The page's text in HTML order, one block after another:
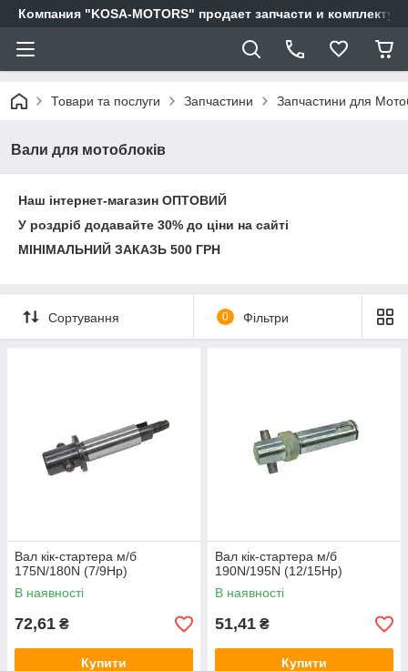
Компания "KOSA-MOTORS" продает запчасти и
Товари та послуги Запчастини Запчастини для
Вали для мотоблоків
Наш інтернет-магазин ОПТОВИЙ
У роздріб додавайте 30% до ціни на сайті
МІНІМАЛЬНИЙ ЗАКАЗЬ 500 ГРН
Сортування 0 Фільтри
Вал кік-стартера м/б
175N/180N (7/9Hp)
В наявності
72,61 ₴
Купити
Вал кік-стартера м/б
190N/195N (12/15Hp)
В наявності
51,41 ₴
Купити